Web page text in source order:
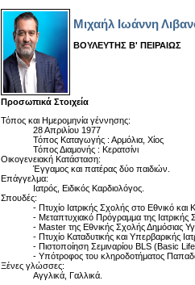
Μιχαήλ Ιωάννη
ΒΟΥΛΕΥΤΗΣ Β' ΠΕΙΡΑΙΩΣ
Προσωπικά Στοιχεία
Τόπος και Ημερομηνία γέννησης:
28 Απριλίου 1977
Τόπος Καταγωγής : Αρμόλια, Χίος
Τόπος Διαμονής : Κερατσίνι
Οικογενειακή Κατάσταση:
Έγγαμος και πατέρας δύο παιδιών.
Επάγγελμα:
Ιατρός, Ειδικός Καρδιολόγος.
Σπουδές:
- Πτυχίο Ιατρικής Σχολής στο Εθνικό
- Μεταπτυχιακό Πρόγραμμα της
- Master της Εθνικής Σχολής Δημόσιας
- Πτυχίο Καταδυτικής και Υπερβαρικής
- Πιστοποίηση Σεμιναρίου BLS (Basic
- Υπότροφος του κληροδοτήματος
Ξένες γλώσσες:
Αγγλικά, Γαλλικά.